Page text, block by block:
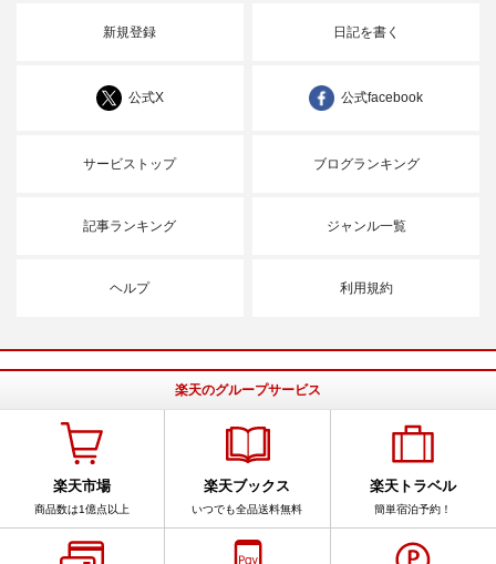
新規登録 日記を書く
公式X 公式facebook
サービストップ ブログランキング
記事ランキング ジャンル一覧
ヘルプ 利用規約
楽天のグループサービス
楽天市場
商品数は1億点以上
楽天ブックス
いつでも全品送料無料
楽天トラベル
簡単宿泊予約！